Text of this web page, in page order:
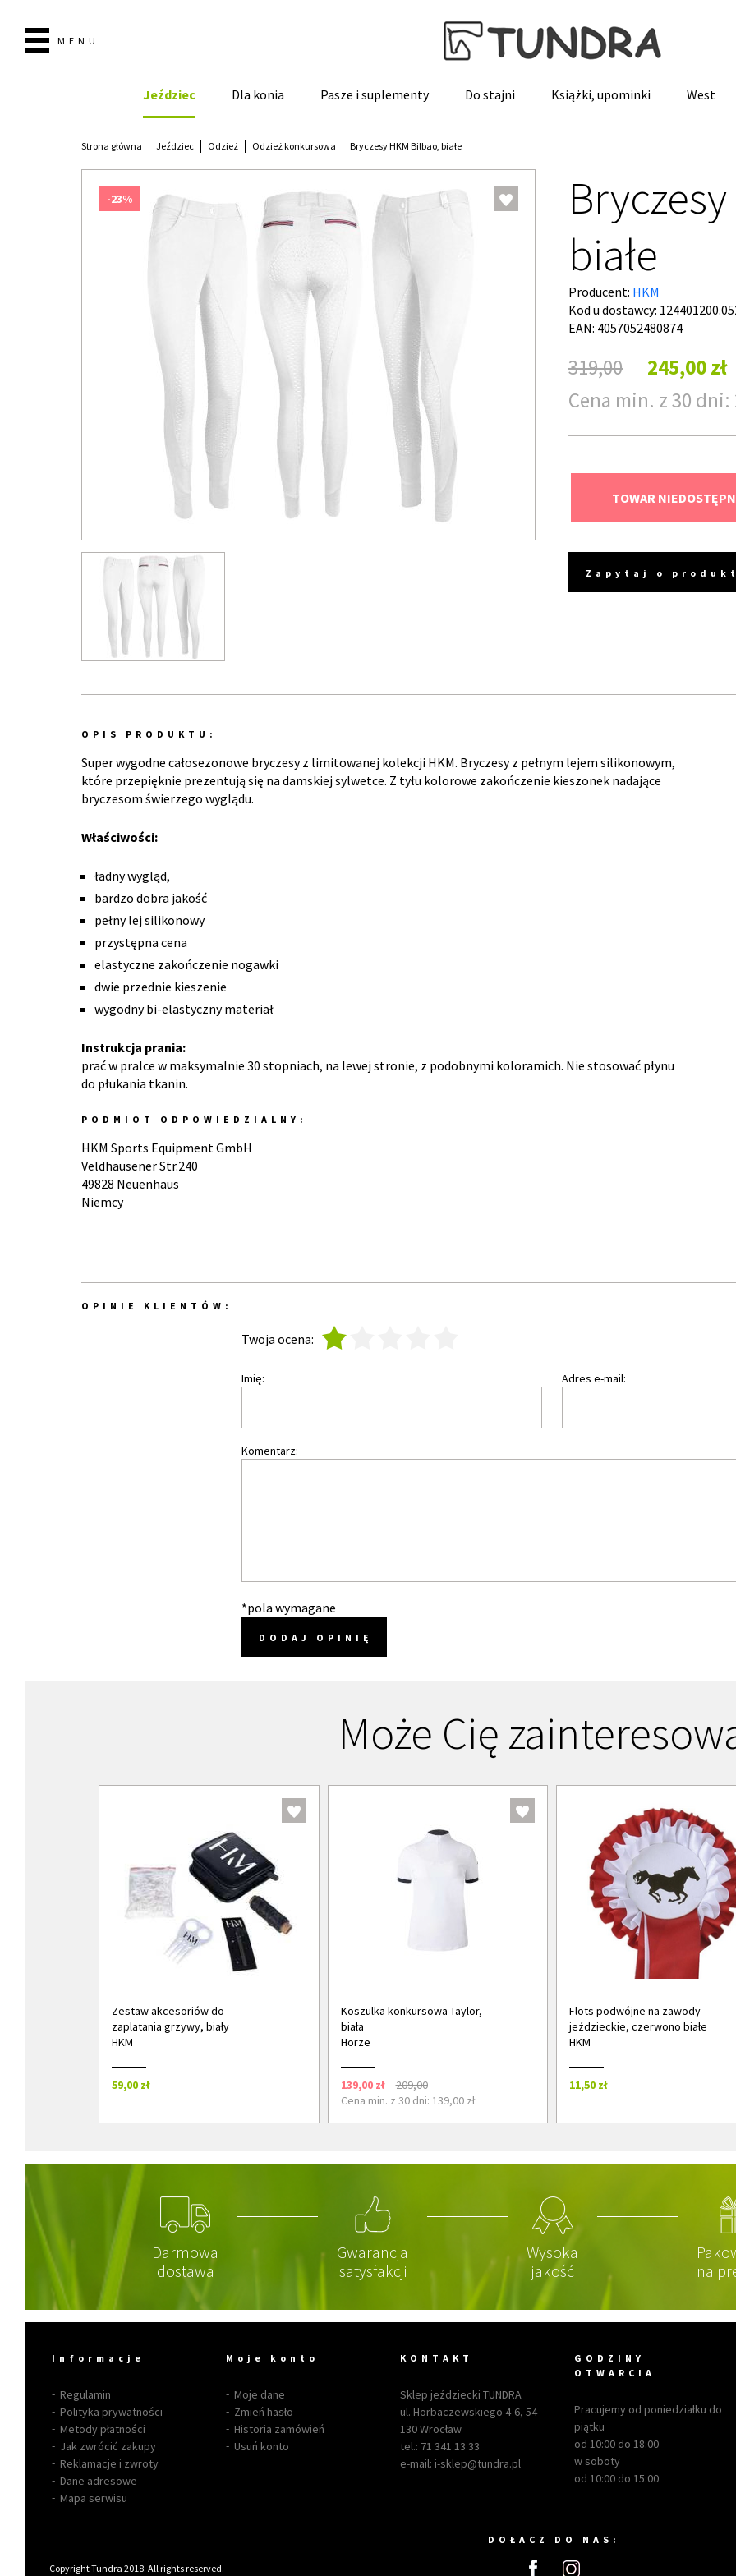
MENU
Jeździec Dla konia Pasze i suplementy Do stajni Książki, upominki West
Strona główna Jeździec Odzież Odzież konkursowa Bryczesy HKM Bilbao, białe
-23%
białe
Producent: HKM
Kod u dostawcy:
EAN: 4057052480874
319,00
245,00 zł
Cena min. z 30 dni:
TOWAR
Zapytaj o
OPIS PRODUKTU:
Super wygodne całosezonowe bryczesy z limitowanej kolekcji HKM. Bryczesy z pełnym lejem silikonowym,
które przepięknie prezentują się na damskiej sylwetce. Z tyłu kolorowe zakończenie kieszonek nadające
bryczesom świerzego wyglądu.
Właściwości:
ładny wygląd,
bardzo dobra jakość
pełny lej silikonowy
przystępna cena
elastyczne zakończenie nogawki
dwie przednie kieszenie
wygodny bi-elastyczny materiał
Instrukcja prania:
prać w pralce w maksymalnie 30 stopniach, na lewej stronie, z podobnymi koloramich. Nie stosować płynu
do płukania tkanin.
PODMIOT ODPOWIEDZIALNY:
HKM Sports Equipment GmbH
Veldhausener Str.240
49828 Neuenhaus
Niemcy
OPINIE KLIENTÓW:
Twoja ocena:
Imię: Adres e-mail:
Komentarz:
*pola wymagane
DODAJ OPINIĘ
Może Cię
Zestaw akcesoriów do
zaplatania grzywy, biały
HKM
59,00 zł
Koszulka konkursowa Taylor,
biała
Horze
139,00 zł
209,00
Cena min. z 30 dni: 139,00 zł
Flots podwójne na zawody
jeździeckie, czerwono białe
HKM
11,50 zł
Darmowa
dostawa
Gwarancja
satysfakcji
Wysoka
jakość
na
Informacje
Regulamin
Polityka prywatności
Metody płatności
Jak zwrócić zakupy
Reklamacje i zwroty
Dane adresowe
Mapa serwisu
Moje konto
Moje dane
Zmień hasło
Historia zamówień
Usuń konto
KONTAKT
Sklep jeździecki TUNDRA
ul. Horbaczewskiego 4-6, 54-
130 Wrocław
tel.: 71 341 13 33
e-mail: i-sklep@tundra.pl
GODZINY
OTWARCIA
Pracujemy od poniedziałku do
piątku
od 10:00 do 18:00
w soboty
od 10:00 do 15:00
DOŁACZ DO NAS:
Copyright Tundra 2018. All rights reserved.